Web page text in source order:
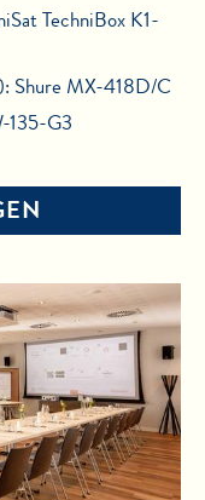
TechniBox K1-
Shure MX-418D/C
135-G3